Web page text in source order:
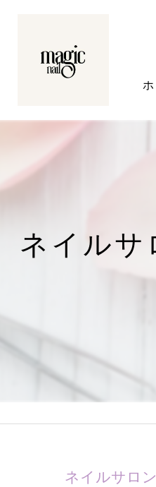
ネイルサ
ネイルサロ